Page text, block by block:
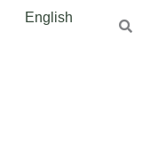
English